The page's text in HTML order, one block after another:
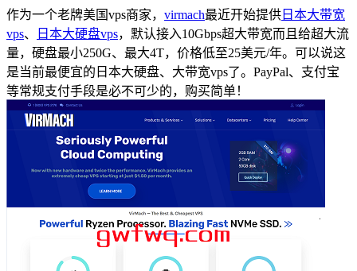
作为一个老牌美国vps商家， virmach最近开始提供 日本大带宽
vps、 日本大硬盘vps，默认接入10Gbps超大带宽而且给超大流
量，硬盘最小250G、最大4T，价格低至25美元/年。可以说这
是当前最便宜的日本大硬盘、大带宽vps了。PayPal、支付宝
等常规支付手段是必不可少的，购买简单！